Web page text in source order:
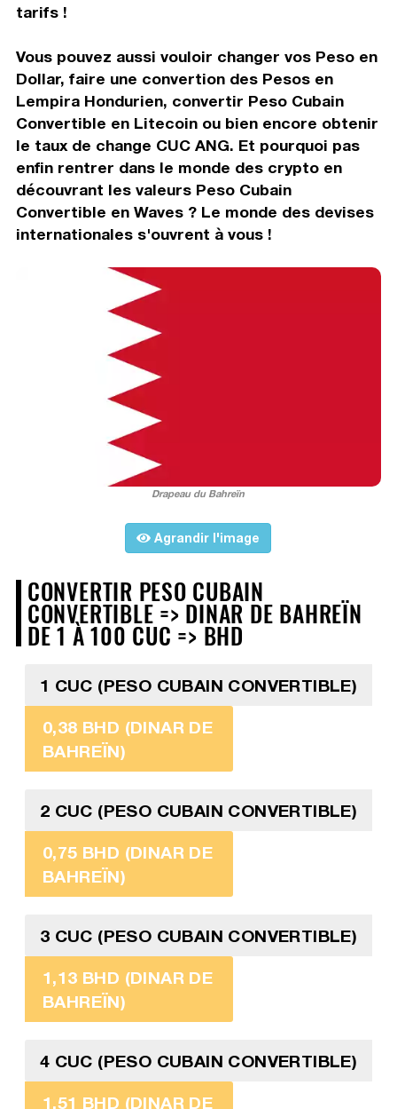
tarifs !
Vous pouvez aussi vouloir changer vos Peso en
Dollar, faire une convertion des Pesos en
Lempira Hondurien, convertir Peso Cubain
Convertible en Litecoin ou bien encore obtenir
le taux de change CUC ANG. Et pourquoi pas
enfin rentrer dans le monde des crypto en
découvrant les valeurs Peso Cubain
Convertible en Waves ? Le monde des devises
internationales s'ouvrent à vous !
Drapeau du Bahreïn
Agrandir l'image
CONVERTIR PESO CUBAIN
CONVERTIBLE => DINAR DE BAHREÏN
DE 1 À 100 CUC => BHD
1 CUC (PESO CUBAIN CONVERTIBLE)
0,38 BHD (DINAR DE
BAHREÏN)
2 CUC (PESO CUBAIN CONVERTIBLE)
0,75 BHD (DINAR DE
BAHREÏN)
3 CUC (PESO CUBAIN CONVERTIBLE)
1,13 BHD (DINAR DE
BAHREÏN)
4 CUC (PESO CUBAIN CONVERTIBLE)
1,51 BHD (DINAR DE